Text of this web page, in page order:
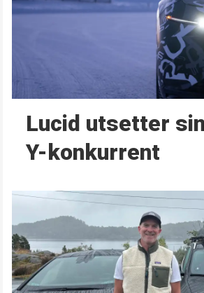
Lucid utsetter
Y-konkurrent